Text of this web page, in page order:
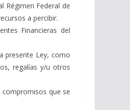
Régimen Federal de
a percibir.
Financieras del
presente Ley, como
regalías y/u otros
que se